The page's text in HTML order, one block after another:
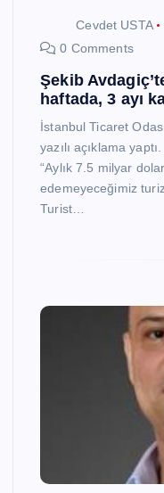
Cevdet USTA
0 Comments
Şekib
haftada, 3 ayı
İstanbul Ticaret
yazılı açıklama
“Aylık 7.5 milyar
edemeyeceğimiz
Turist…